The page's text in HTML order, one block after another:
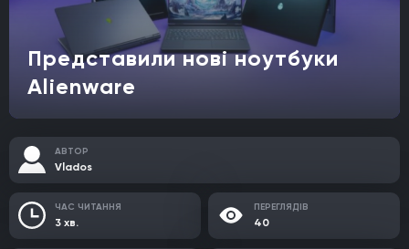
Представили нові ноутбуки
Alienware
АВТОР
Vlados
ЧАС ЧИТАННЯ
3 хв.
ПЕРЕГЛЯДІВ
40